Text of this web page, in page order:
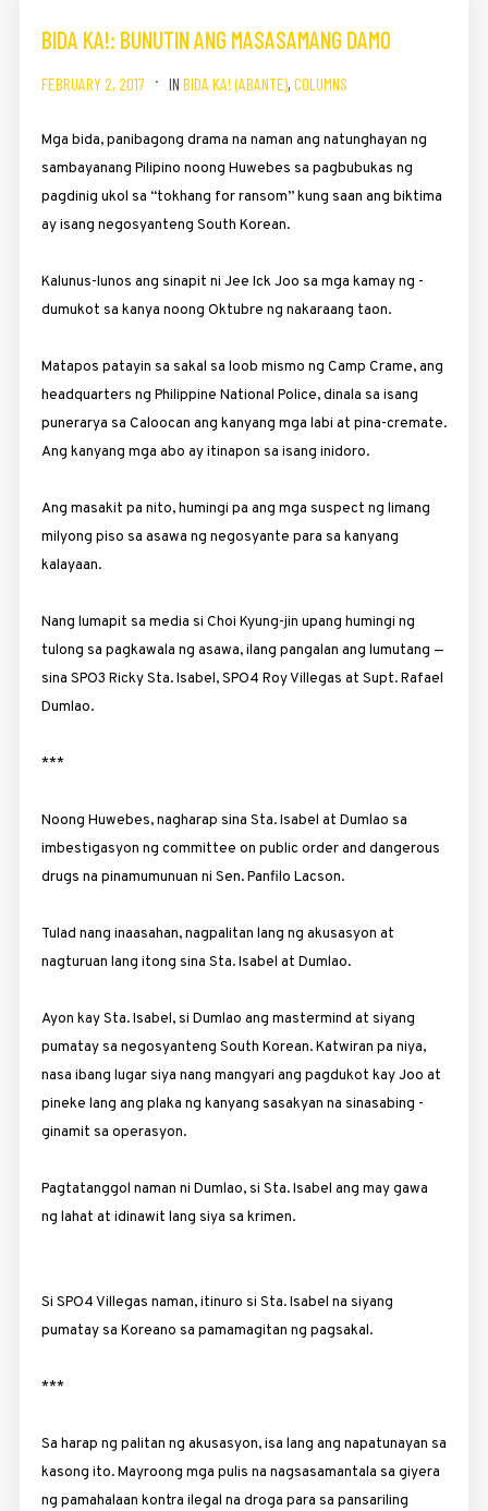
BIDA KA!: BUNUTIN ANG MASASAMANG DAMO
FEBRUARY 2, 2017 IN BIDA KA! (ABANTE), COLUMNS
Mga bida, panibagong drama na naman ang natunghayan ng
sambayanang Pilipino noong Huwebes sa pagbubukas ng
pagdinig ukol sa “tokhang for ransom” kung saan ang biktima
ay isang negosyanteng South Korean.
Kalunus-lunos ang sinapit ni Jee Ick Joo sa mga kamay ng ­
dumukot sa kanya noong Oktubre ng nakaraang taon.
Matapos patayin sa sakal sa loob mismo ng Camp Crame, ang
headquarters ng Philippine National­ ­Police, dinala sa isang
punerarya sa Caloocan ang kanyang mga labi at pina-cremate.
Ang kanyang mga abo ay itinapon sa isang inidoro.
Ang masakit pa nito, humingi pa ang mga suspect ng limang
milyong piso sa asawa ng negosyante para sa kanyang
kalayaan.
Nang lumapit sa media si Choi Kyung-jin upang humingi ng
tulong sa pagkawala ng asawa, ilang pangalan ang lumutang —
sina SPO3 Ricky Sta. Isabel, SPO4 Roy Villegas at Supt. Rafael
Dumlao.
***
Noong Huwebes, nagharap sina Sta. Isabel at Dumlao sa
imbestigasyon ng committee on public order and dangerous
drugs na pinamumunuan ni Sen. Panfilo Lacson.
Tulad nang inaasahan, nagpalitan lang ng akusasyon at
nagturuan lang itong sina Sta. Isabel at Dumlao.
Ayon kay Sta. Isabel, si Dumlao ang mastermind at siyang
pumatay sa negosyanteng South Korean. Katwiran pa niya,
nasa ibang lugar siya nang mangyari ang pagdukot kay Joo at
pineke lang ang plaka ng kanyang sasakyan na sinasabing ­
ginamit sa operasyon.
Pagtatanggol naman ni Dumlao, si Sta. Isabel ang may gawa
ng lahat at idinawit lang siya sa krimen.
Si SPO4 Villegas naman, itinuro si Sta. Isabel na siyang
pumatay sa Koreano sa pamamagitan ng pagsakal.
***
Sa harap ng palitan ng akusasyon, isa lang ang napatunaya­n sa
kasong ito. Mayroong mga pulis na nagsasamantala sa ­giyera
ng pamahalaan kontra ilegal na droga para sa pansariling